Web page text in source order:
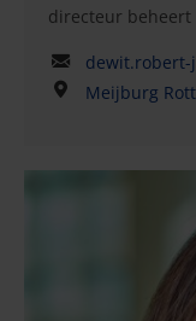
directeur beheert
een gevarieerd
internationale
en financiële
gespecialiseerd
internationale
dewit.robert-
Meijburg